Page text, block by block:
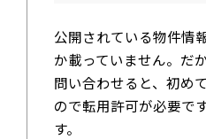
公開されている物件情
か載っていません。だ
問い合わせると、初め
ので転用許可が必要で
す。